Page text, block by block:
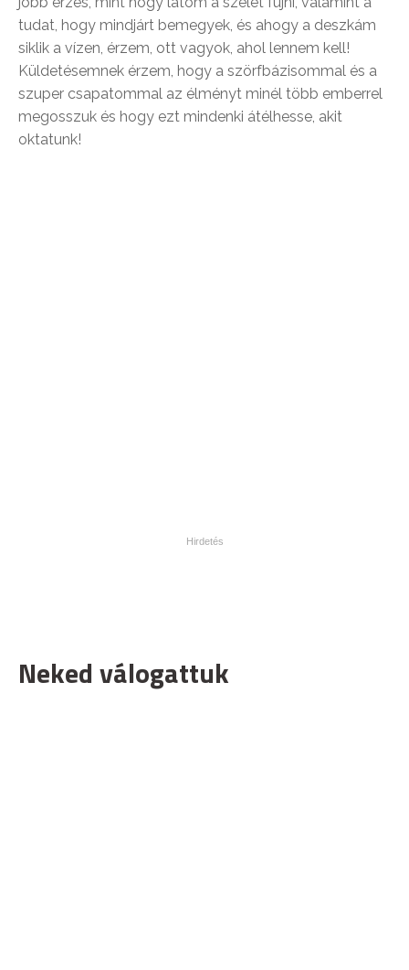
tudat, hogy mindjárt bemegyek, és ahogy a deszkám
siklik a vízen, érzem, ott vagyok, ahol lennem kell!
Küldetésemnek érzem, hogy a szörfbázisommal és a
szuper csapatommal az élményt minél több emberrel
megosszuk és hogy ezt mindenki átélhesse, akit
oktatunk!
Neked válogattuk